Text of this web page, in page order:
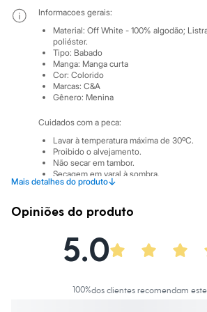
Yessica
Moda esportiva
Acessórios
Blusas
Calçados
Leggings
Shorts e Bermudas
Moda íntima
Calcinhas
Cintas e Modeladores
Pijamas
Sutiãs e Tops
Biquínis
Maiôs
Personagens
Blusas e Camisetas
Casacos e Jaquetas
Mais detalhes do produto↓
Informacoes gerais:
Material: Off White - 100% algodão;
poliéster.
Tipo: Babado
Manga: Manga curta
Cor: Colorido
Marcas: C&A
Gênero: Menina
Cuidados com a peca:
Lavar à temperatura máxima de 30ºC.
Proibido o alvejamento.
Não secar em tambor.
Secagem em varal à sombra.
Passar à temperatura baixa.
Limpeza à úmido processo suave.
Opiniões do produto
5.0
100%dos clientes recomendam